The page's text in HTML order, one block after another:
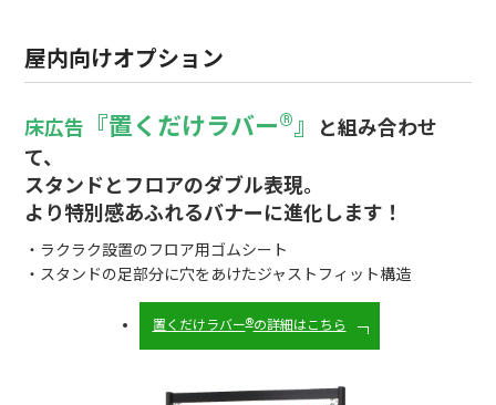
屋内向けオプション
床広告 『置くだけラバー®』
と組み合わせ
て、
スタンドとフロアのダブル表現。
より特別感あふれるバナーに進化します！
・ラクラク設置のフロア用ゴムシート
・スタンドの足部分に穴をあけたジャストフィット構造
置くだけラバー®の詳細はこちら